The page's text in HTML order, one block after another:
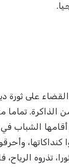
على ثورة
الذاكرة. تماما
أقامها الشباب
تذروه